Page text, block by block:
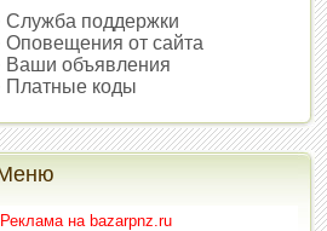
Служба поддержки
Оповещения от сайта
Ваши объявления
Платные коды
Реклама на bazarpnz.ru